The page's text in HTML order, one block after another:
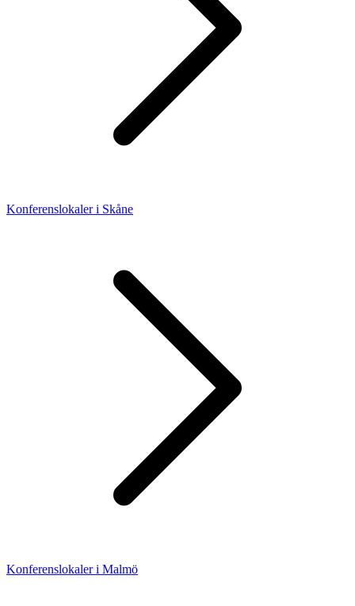
Konferenslokaler i Skåne
Konferenslokaler i Malmö